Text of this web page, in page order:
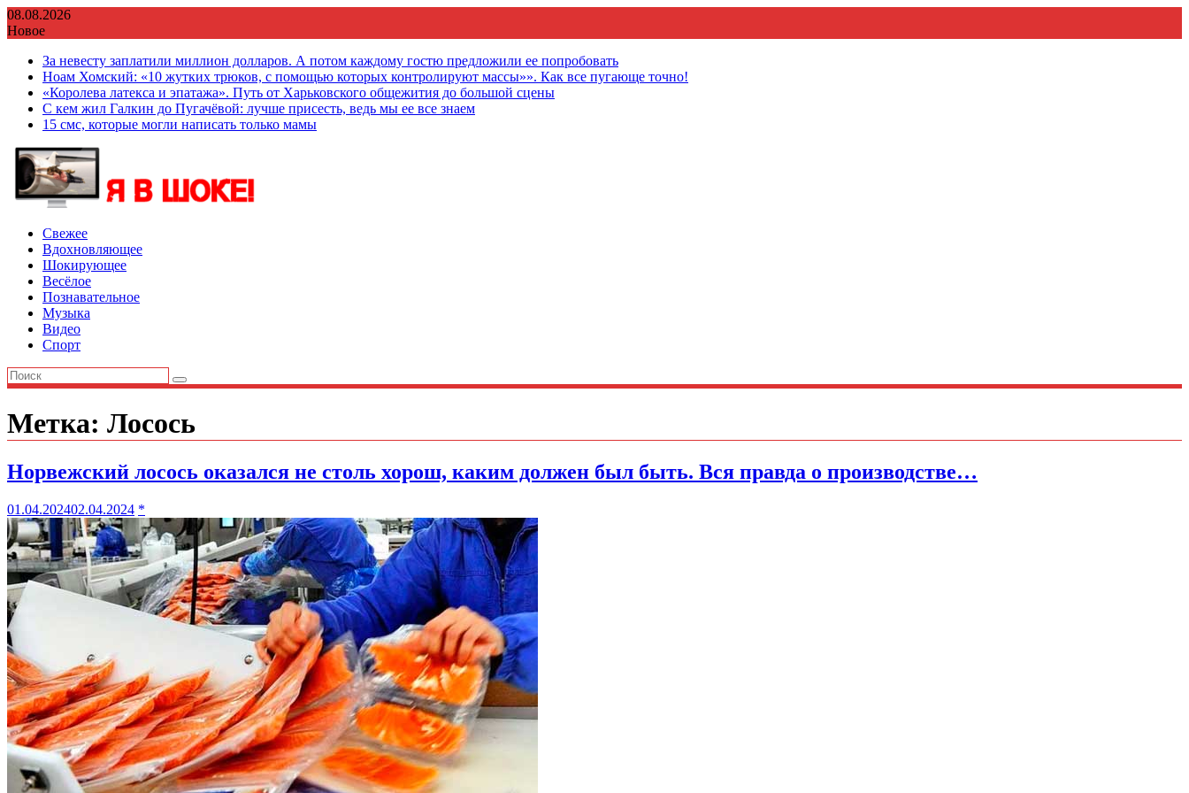
Перейти
к
08.08.2026
Новое
За невесту заплатили миллион долларов. А потом каждому гостю предложили ее попробовать
Ноам Хомский: «10 жутких трюков, с помощью которых контролируют массы»». Как все пугающе точно!
«Королева латекса и эпатажа». Путь от Харьковского общежития до большой сцены
С кем жил Галкин до Пугачёвой: лучше присесть, ведь мы ее все знаем
15 смс, которые могли написать только мамы
Свежее
Вдохновляющее
Шокирующее
Весёлое
Познавательное
Музыка
Видео
Спорт
Метка: Лосось
Норвежский лосось оказался не столь хорош, каким должен был быть. Вся правда о производстве…
01.04.202402.04.2024 *